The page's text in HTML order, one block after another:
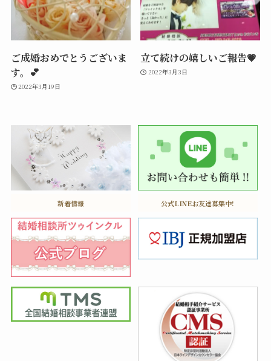
ご成婚おめでとうございま
す。💕
2022年3月19日
立て続けの嬉しいご報告💗
2022年3月3日
新着情報 公式LINEお友達募集中!